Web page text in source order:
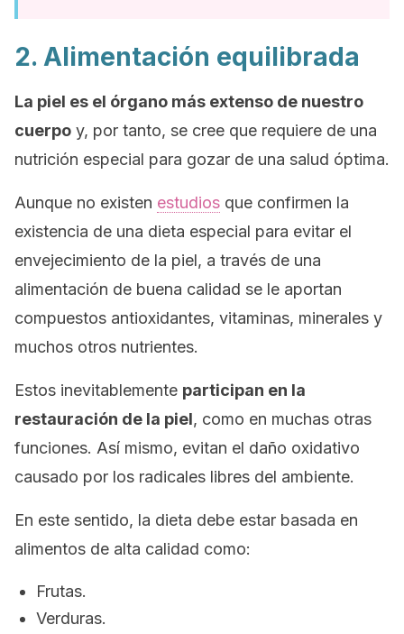
2. Alimentación equilibrada
La piel es el órgano más extenso de nuestro
cuerpo y, por tanto, se cree que requiere de una
nutrición especial para gozar de una salud óptima.
Aunque no existen estudios que confirmen la
existencia de una dieta especial para evitar el
envejecimiento de la piel, a través de una
alimentación de buena calidad se le aportan
compuestos antioxidantes, vitaminas, minerales y
muchos otros nutrientes.
Estos inevitablemente participan en la
restauración de la piel, como en muchas otras
funciones. Así mismo, evitan el daño oxidativo
causado por los radicales libres del ambiente.
En este sentido, la dieta debe estar basada en
alimentos de alta calidad como:
Frutas.
Verduras.